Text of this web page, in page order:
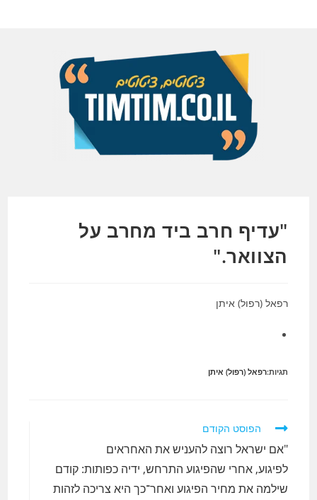
"עדיף חרב ביד מחרב על
הצוואר."
רפאל (רפול) איתן
תגיות:רפאל (רפול) איתן
לקרוא
נוספים
הפוסט הקודם
"אם ישראל רוצה להעניש את האחראים
לפיגוע, אחרי שהפיגוע התרחש, ידיה כפותות: קודם
שילמה את מחיר הפיגוע ואחר־כך היא צריכה לזהות